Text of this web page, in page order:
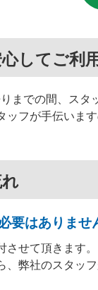
してご利
までの間、スタ
ッフが手伝いま
はありませ
させて頂きます。
、弊社のスタッ